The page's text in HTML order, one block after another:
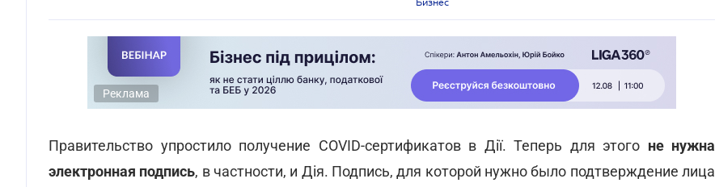
Бизнес
Реклама
Правительство упростило получение COVID-сертификатов в Дії. Теперь для этого не нужна
электронная подпись, в частности, и Дія. Подпись, для которой нужно было подтверждение лица